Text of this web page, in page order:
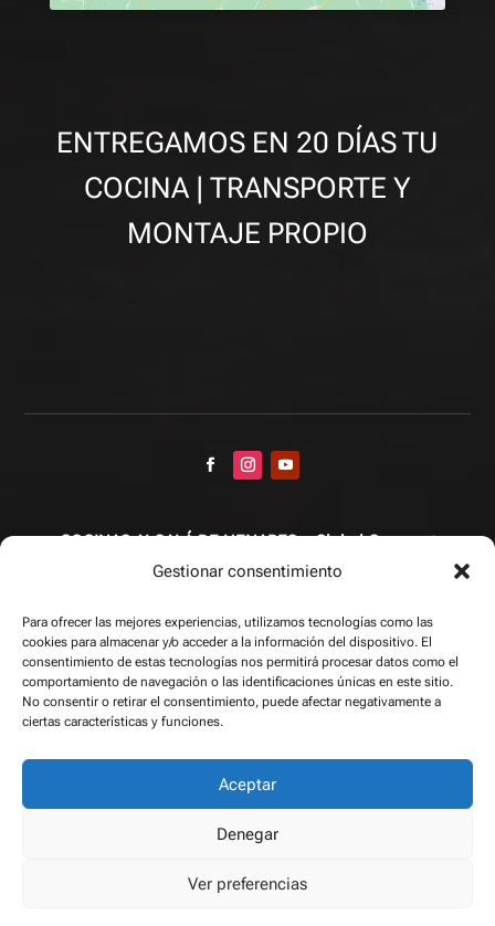
Gestionar consentimiento
Para ofrecer las mejores experiencias, utilizamos tecnologías como las
cookies para almacenar y/o acceder a la información del dispositivo. El
consentimiento de estas tecnologías nos permitirá procesar datos como el
comportamiento de navegación o las identificaciones únicas en este sitio.
No consentir o retirar el consentimiento, puede afectar negativamente a
ciertas características y funciones.
Aceptar
Denegar
Ver preferencias
ENTREGAMOS EN 20 DÍAS TU
COCINA | TRANSPORTE Y
MONTAJE PROPIO
COCINAS ALCALÁ DE HENARES – Global Compact
Diseño de cocinas/Fabricación de cocinas
/
Accesorios y complementos/Puertas/Electrodomésticos
Proyectos/Contacto/Blog
Copyright © 2026